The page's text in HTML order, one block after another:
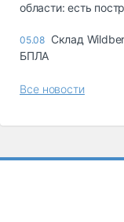
области: есть
05.08 Склад
БПЛА
Все новости